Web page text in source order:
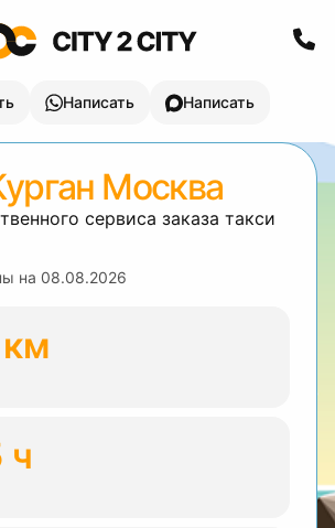
Написать Написать
Москва
сервиса заказа такси
на 08.08.2026
ч